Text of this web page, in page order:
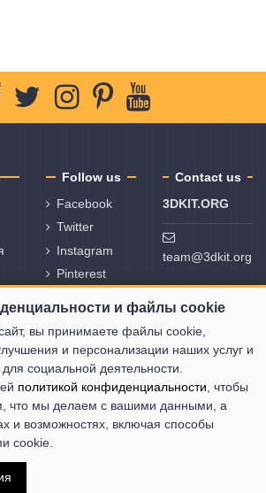
Follow us
Facebook
Twitter
Instagram
Pinterest
Contact us
3DKIT.ORG
team@3dkit.org
и файлы cookie
вы принимаете файлы cookie,
и персонализации наших услуг и
социальной деятельности.
политикой конфиденциальности , чтобы
что мы делаем с вашими данными, а
и возможностях, включая способы
cookie.